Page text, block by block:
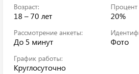
Возраст:
18 – 70 лет 20%
Рассмотрение анкеты:
До 5 минут Фото
График работы:
Круглосуточно